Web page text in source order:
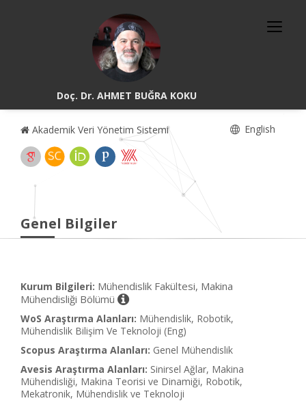
Doç. Dr. AHMET BUĞRA KOKU
Akademik Veri Yönetim Sistemi English
Genel Bilgiler
Kurum Bilgileri: Mühendislik Fakültesi, Makina
Mühendisliği Bölümü
WoS Araştırma Alanları: Mühendislik, Robotik,
Mühendislik Bilişim Ve Teknoloji (Eng)
Scopus Araştırma Alanları: Genel Mühendislik
Avesis Araştırma Alanları: Sinirsel Ağlar, Makina
Mühendisliği, Makina Teorisi ve Dinamiği, Robotik,
Mekatronik, Mühendislik ve Teknoloji